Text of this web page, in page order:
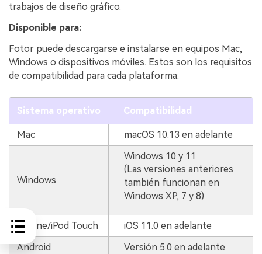
trabajos de diseño gráfico.
Disponible para:
Fotor puede descargarse e instalarse en equipos Mac,
Windows o dispositivos móviles. Estos son los requisitos
de compatibilidad para cada plataforma:
Sistema operativo Compatibilidad
Mac macOS 10.13 en adelante
Windows
Windows 10 y 11
(Las versiones anteriores
también funcionan en
Windows XP, 7 y 8)
iPhone/iPod Touch
iOS 11.0 en adelante
Android
Versión 5.0 en adelante